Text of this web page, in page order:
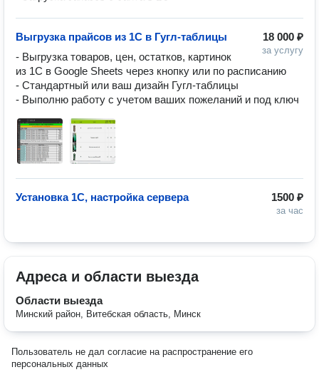
18 000 ₽
за услугу
Выгрузка прайсов из 1С в Гугл-таблицы
- Выгрузка товаров, цен, остатков, картинок
из 1С в Google Sheets через кнопку или по расписанию
- Стандартный или ваш дизайн Гугл-таблицы
- Выполню работу с учетом ваших пожеланий и под ключ
1500 ₽
за час
Установка 1С, настройка сервера
Адреса и области выезда
Области выезда
Минский район, Витебская область, Минск
Пользователь не дал согласие на распространение его
персональных данных